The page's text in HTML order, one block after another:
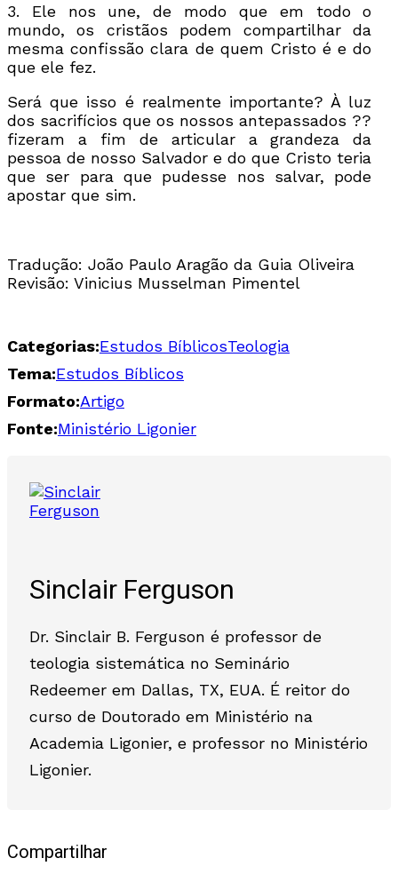
3. Ele nos une, de modo que em todo o
mundo, os cristãos podem compartilhar da
mesma confissão clara de quem Cristo é e do
que ele fez.
Será que isso é realmente importante? À luz
dos sacrifícios que os nossos antepassados ??
fizeram a fim de articular a grandeza da
pessoa de nosso Salvador e do que Cristo teria
que ser para que pudesse nos salvar, pode
apostar que sim.
Tradução: João Paulo Aragão da Guia Oliveira
Revisão: Vinicius Musselman Pimentel
Categorias:Estudos BíblicosTeologia
Tema:Estudos Bíblicos
Formato:Artigo
Fonte:Ministério Ligonier
Sinclair Ferguson
Dr. Sinclair B. Ferguson é professor de
teologia sistemática no Seminário
Redeemer em Dallas, TX, EUA. É reitor do
curso de Doutorado em Ministério na
Academia Ligonier, e professor no Ministério
Ligonier.
Compartilhar